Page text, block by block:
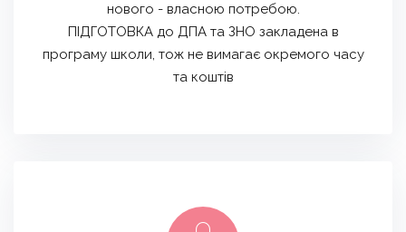
нового - власною потребою.
ПІДГОТОВКА до ДПА та ЗНО закладена в
програму школи, тож не вимагає окремого часу
та коштів